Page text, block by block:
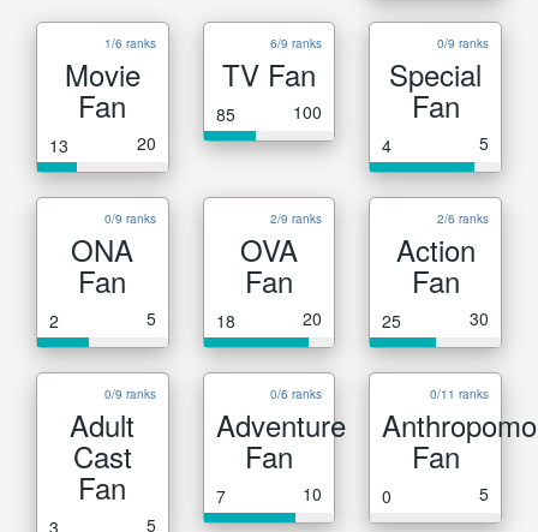
1/6 ranks
Movie
Fan
13 20
6/9 ranks
TV Fan
85 100
0/9 ranks
Special
Fan
4 5
0/9 ranks
ONA
Fan
2 5
2/9 ranks
OVA
Fan
18 20
2/6 ranks
Action
Fan
25 30
0/9 ranks
Adult
Cast
Fan
3 5
0/6 ranks
Adventure
Fan
7 10
0/11 ranks
Fan
0 5